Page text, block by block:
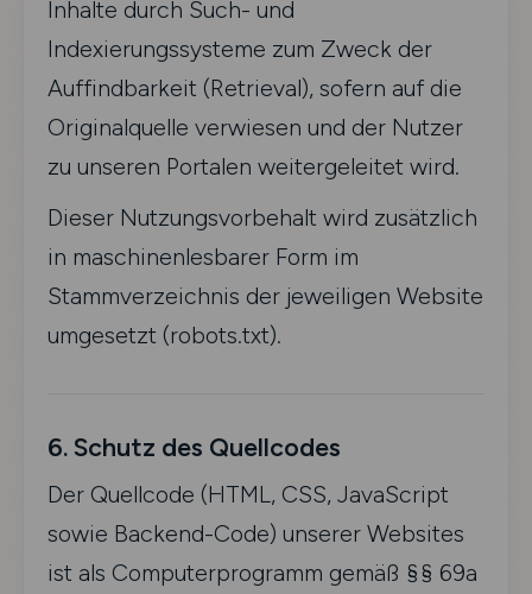
Inhalte durch Such- und
Indexierungssysteme zum Zweck der
Auffindbarkeit (Retrieval), sofern auf die
Originalquelle verwiesen und der Nutzer
zu unseren Portalen weitergeleitet wird.
Dieser Nutzungsvorbehalt wird zusätzlich
in maschinenlesbarer Form im
Stammverzeichnis der jeweiligen Website
umgesetzt (robots.txt).
6. Schutz des Quellcodes
Der Quellcode (HTML, CSS, JavaScript
sowie Backend-Code) unserer Websites
ist als Computerprogramm gemäß §§ 69a